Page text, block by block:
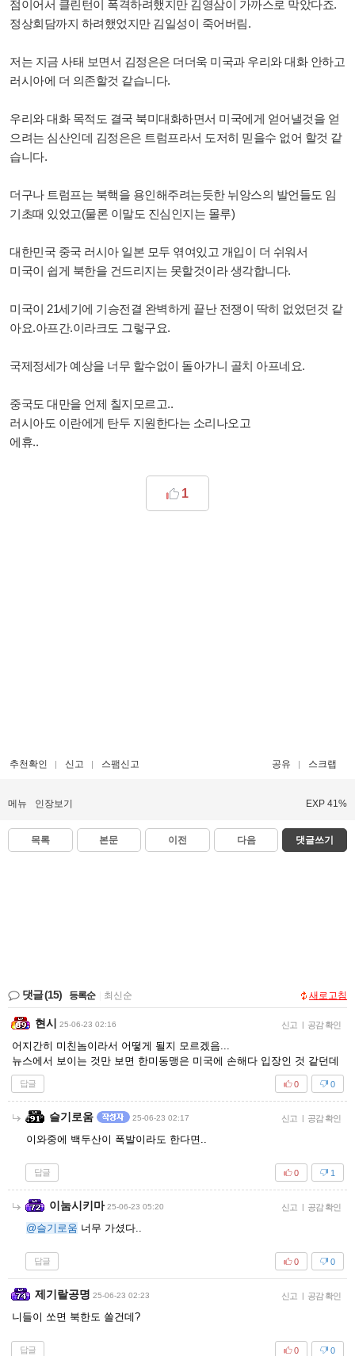
점이어서 클린턴이 폭격하려했지만 김영삼이 가까스로 막았다죠.
정상회담까지 하려했었지만 김일성이 죽어버림.
저는 지금 사태 보면서 김정은은 더더욱 미국과 우리와 대화 안하고
러시아에 더 의존할것 같습니다.
우리와 대화 목적도 결국 북미대화하면서 미국에게 얻어낼것을 얻
으려는 심산인데 김정은은 트럼프라서 도저히 믿을수 없어 할것 같
습니다.
더구나 트럼프는 북핵을 용인해주려는듯한 뉘앙스의 발언들도 임
기초때 있었고(물론 이말도 진심인지는 몰루)
대한민국 중국 러시아 일본 모두 엮여있고 개입이 더 쉬워서
미국이 쉽게 북한을 건드리지는 못할것이라 생각합니다.
미국이 21세기에 기승전결 완벽하게 끝난 전쟁이 딱히 없었던것 같
아요.아프간.이라크도 그렇구요.
국제정세가 예상을 너무 할수없이 돌아가니 골치 아프네요.
중국도 대만을 언제 칠지모르고..
러시아도 이란에게 탄두 지원한다는 소리나오고
에휴..
1
추천확인 신고 스팸신고 공유 스크랩
메뉴 인장보기 EXP 41%
목록 본문 이전 다음 댓글쓰기
댓글(15) 등록순 최신순 새로고침
현시 25-06-23 02:16 신고 | 공감 확인
어지간히 미친놈이라서 어떻게 될지 모르겠음...
뉴스에서 보이는 것만 보면 한미동맹은 미국에 손해다 입장인 것 같던데
답글 0
0
슬기로움 25-06-23 02:17 신고 | 공감 확인
이와중에 백두산이 폭발이라도 한다면..
답글 1
0
이눔시키마 25-06-23 05:20 신고 | 공감 확인
@슬기로움 너무 가셨다..
답글 0
0
제기랄공명 25-06-23 02:23 신고 | 공감 확인
니들이 쏘면 북한도 쏠건데?
답글 0
0